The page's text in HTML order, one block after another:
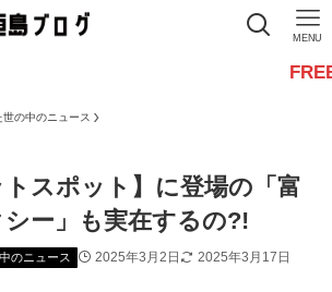
MENU
FREE FOWLSか
の中のニュース
トスポット】に登場の「富
ー」も実在するの?!
のニュース 2025年3月2日 2025年3月17日